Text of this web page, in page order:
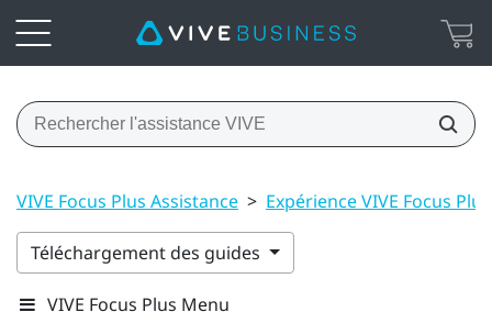
VIVE Focus Plus Assistance > Expérience VIVE Focus Plus
Téléchargement des guides
VIVE Focus Plus Menu